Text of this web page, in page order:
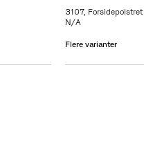
3107, Forsidepolstret
N/A
Flere varianter